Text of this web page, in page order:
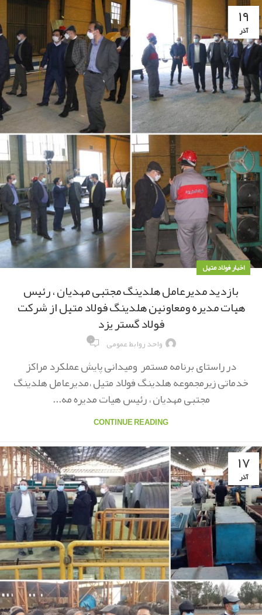
۱۹
آذر
اخبار فولاد متیل
بازدید مدیرعامل هلدینگ مجتبی مهدیان ، رئیس
هیات مدیره ومعاونین هلدینگ فولاد متیل از شرکت
فولاد گستر یزد
واحد روابط عمومی ۰
در راستای برنامه مستمر ومیدانی پایش عملکرد مراکز
خدماتی زیرمجموعه هلدینگ فولاد متیل ،مدیرعامل هلدینگ
مجتبی مهدیان ، رئیس هیات مدیره مه...
CONTINUE READING
۱۷
آذر